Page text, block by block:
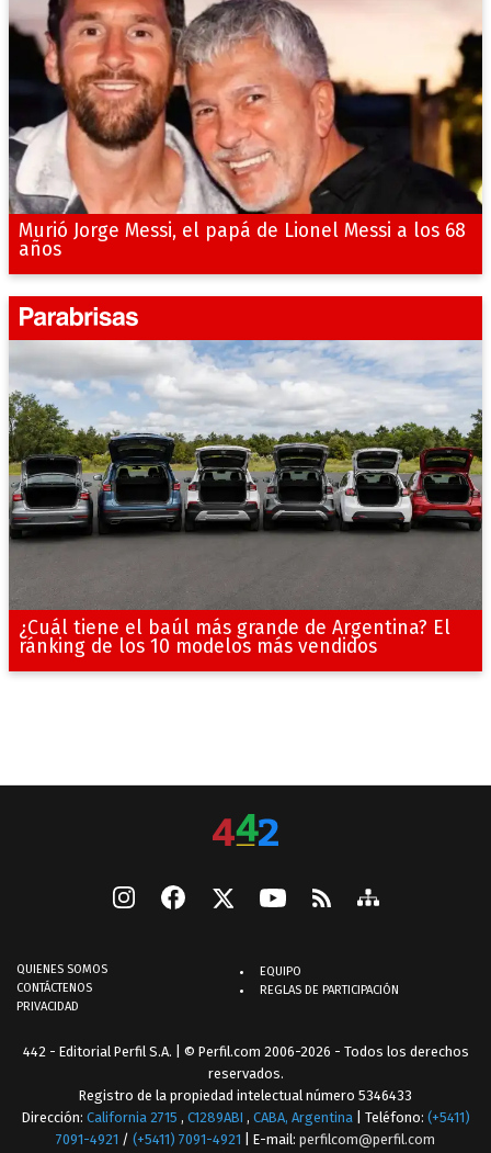
Murió Jorge Messi, el papá de Lionel Messi a los 68
años
¿Cuál tiene el baúl más grande de Argentina? El
ránking de los 10 modelos más vendidos
QUIENES SOMOS
CONTÁCTENOS
PRIVACIDAD
EQUIPO
REGLAS DE PARTICIPACIÓN
442 - Editorial Perfil S.A. | © Perfil.com 2006-2026 - Todos los derechos
reservados.
Registro de la propiedad intelectual número 5346433
Dirección: California 2715 , C1289ABI , CABA, Argentina | Teléfono: (+5411)
7091-4921 / (+5411) 7091-4921 | E-mail: perfilcom@perfil.com